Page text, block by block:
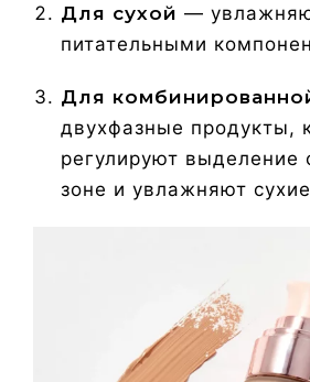
Для сухой —
питательными
Для
двухфазные продукты,
регулируют выделение
зоне и увлажняют